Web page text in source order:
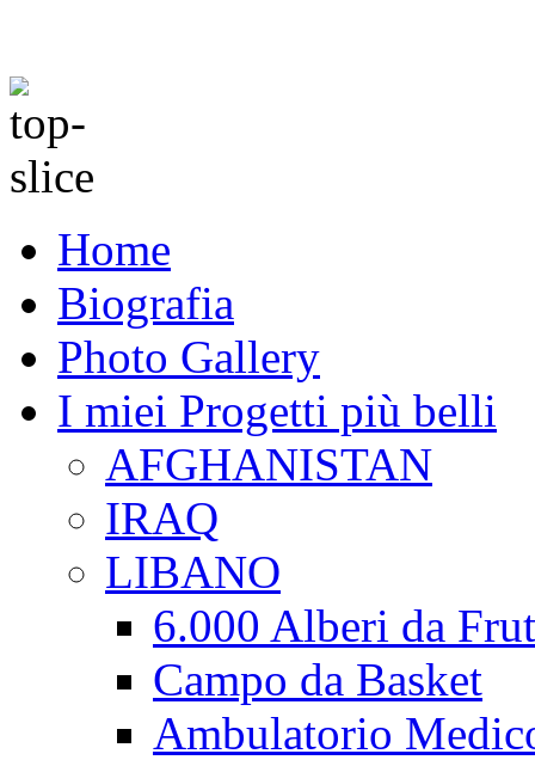
Home
Biografia
Photo Gallery
I miei Progetti più belli
AFGHANISTAN
IRAQ
LIBANO
6.000 Alberi da
Campo da Basket
Ambulatorio